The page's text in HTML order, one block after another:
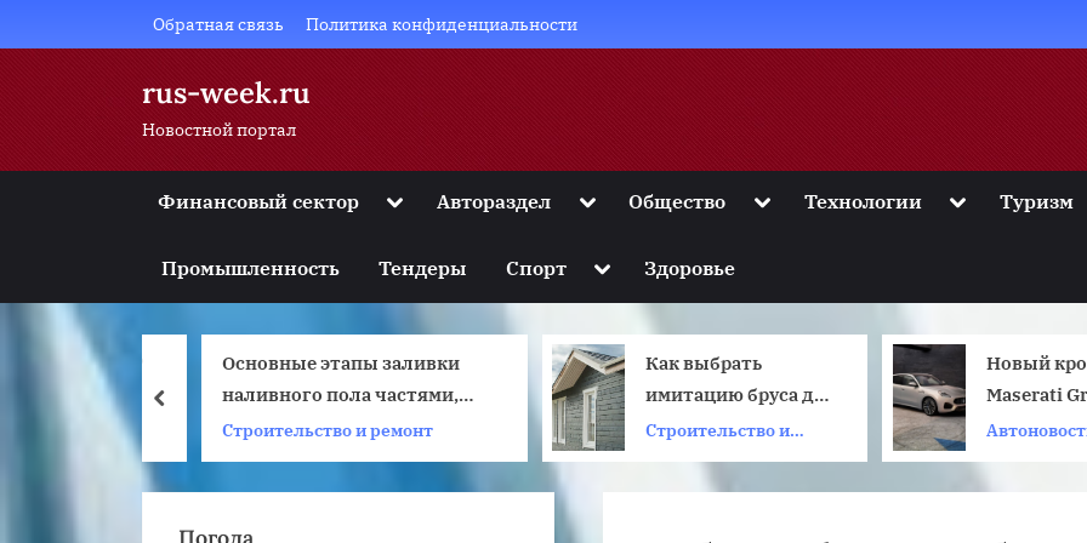
to
Обратная связь Политика конфиденциальности
rus-week.ru
Новостной портал
Финансовый сектор Toggle
menu
Toggle
menu
Toggle
sub-
menu
sub-
Автораздел ToggleОбщество ToggleТехнологии ToggleТуризм
Промышленность Тендеры Спорт Toggle
menu
Здоровье
мужчине?
Основные этапы заливки
наливного пола частями,
выбор подходящей смеси
Строительство и ремонт
Как выбрать
имитацию бруса для
фасадной отделки
Строительство и
Новый
Maserati
представлен
официально
Автоновости
prev